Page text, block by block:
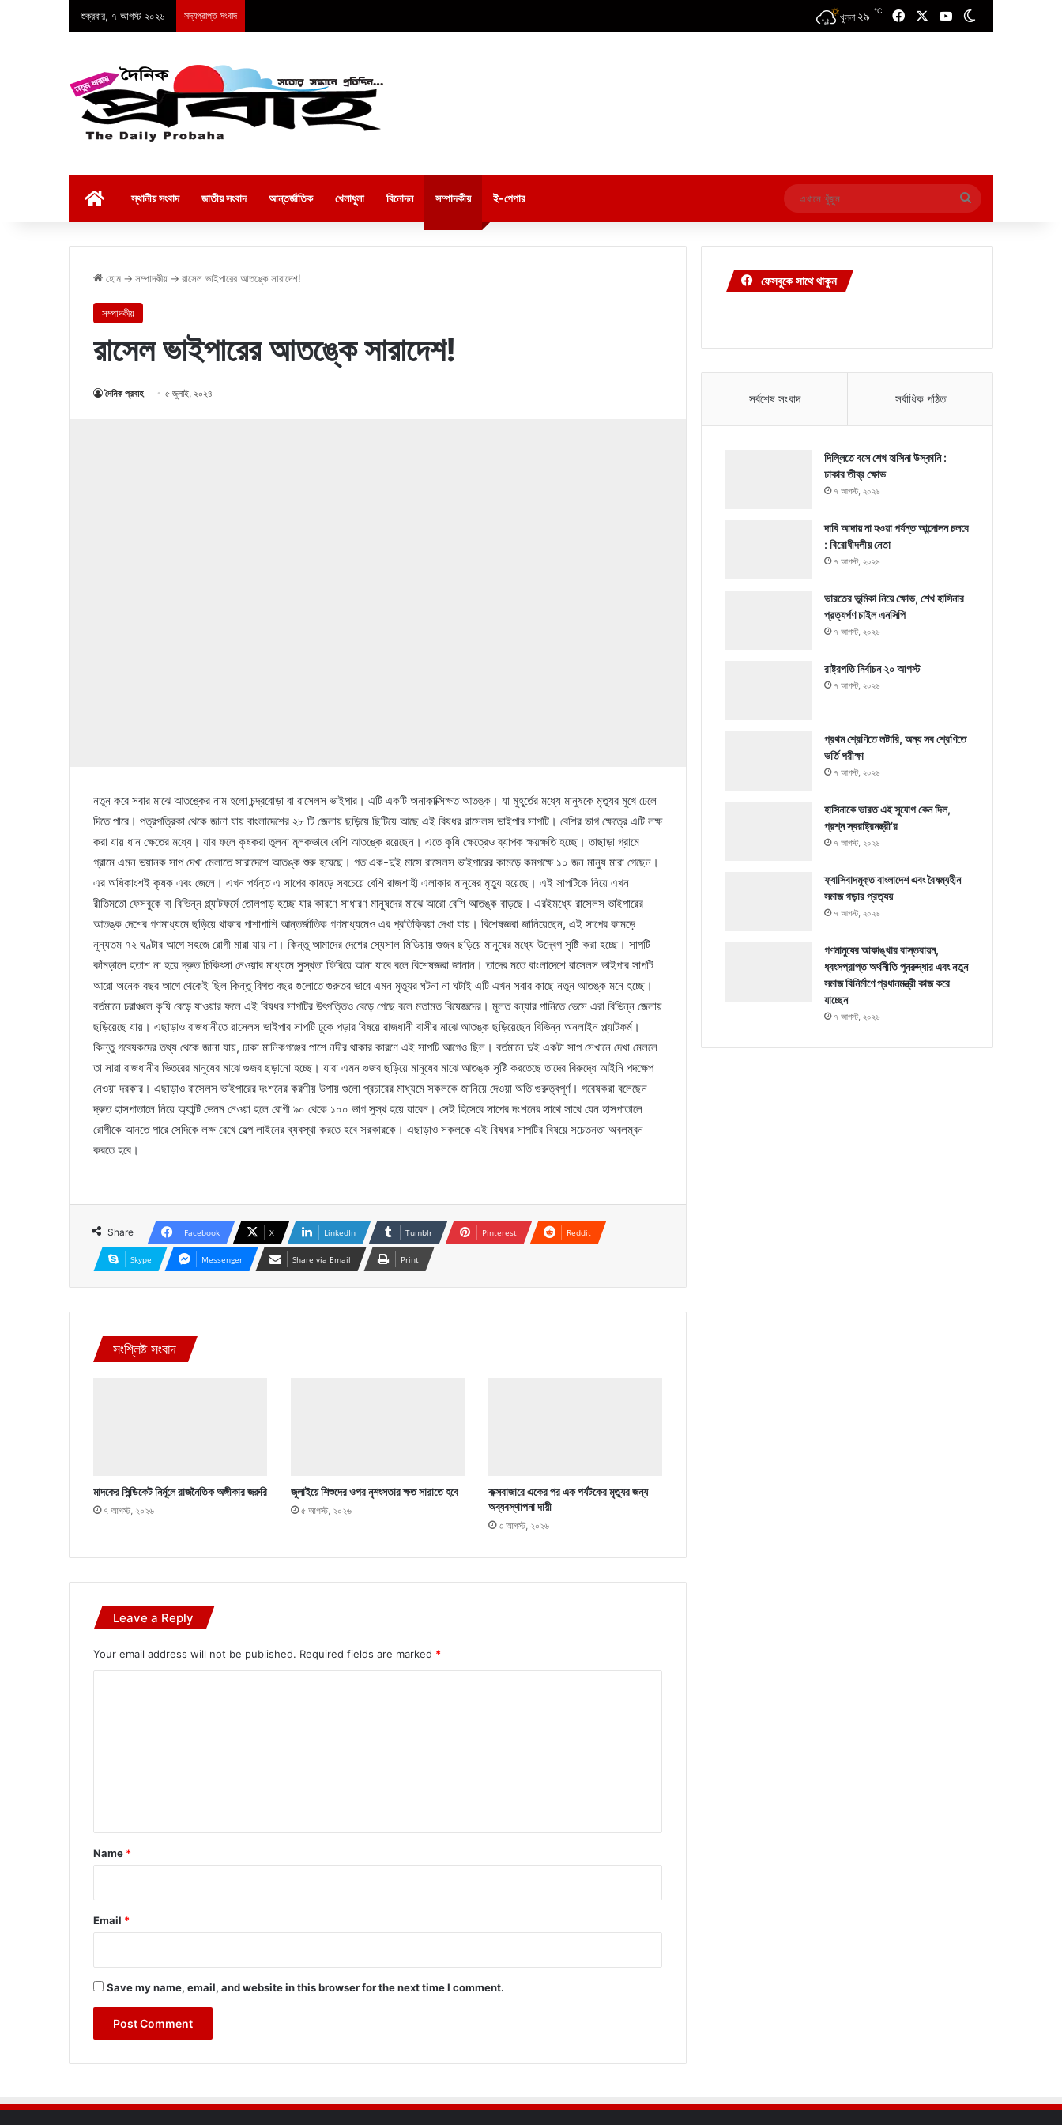
শুক্রবার, ৭ আগস্ট ২০২৬ সদ্যপ্রাপ্ত সংবাদ খুলনা ২৯ ℃ FacebookYouTube
স্থানীয় সংবাদ জাতীয় সংবাদ আন্তর্জাতিক খেলাধুলা বিনোদন সম্পাদকীয় ই-পেপার
এখানে
খুঁজুন
হোম → সম্পাদকীয় → রাসেল ভাইপারের আতঙ্কে সারাদেশ!
সম্পাদকীয়
রাসেল ভাইপারের আতঙ্কে সারাদেশ!
দৈনিক প্রবাহ ৫ জুলাই, ২০২৪
নতুন করে সবার মাঝে আতঙ্কের নাম হলো চন্দ্রবোড়া বা রাসেলস ভাইপার। এটি একটি অনাকাক্সিক্ষত আতঙ্ক। যা মুহূর্তের মধ্যে মানুষকে মৃত্যুর মুখে ঢেলে
দিতে পারে। পত্রপত্রিকা থেকে জানা যায় বাংলাদেশের ২৮ টি জেলায় ছড়িয়ে ছিটিয়ে আছে এই বিষধর রাসেলস ভাইপার সাপটি। বেশির ভাগ ক্ষেত্রে এটি লক্ষ
করা যায় ধান ক্ষেতের মধ্যে। যার ফলে কৃষকরা তুলনা মূলকভাবে বেশি আতঙ্কে রয়েছেন। এতে কৃষি ক্ষেত্রেও ব্যাপক ক্ষয়ক্ষতি হচ্ছে। তাছাড়া গ্রামে
গ্রামে এমন ভয়ানক সাপ দেখা মেলাতে সারাদেশে আতঙ্ক শুরু হয়েছে। গত এক-দুই মাসে রাসেলস ভাইপারের কামড়ে কমপক্ষে ১০ জন মানুষ মারা গেছেন।
এর অধিকাংশই কৃষক এবং জেলে। এখন পর্যন্ত এ সাপের কামড়ে সবচেয়ে বেশি রাজশাহী এলাকার মানুষের মৃত্যু হয়েছে। এই সাপটিকে নিয়ে এখন
রীতিমতো ফেসবুকে বা বিভিন্ন প্ল্যাটফর্মে তোলপাড় হচ্ছে যার কারণে সাধারণ মানুষদের মাঝে আরো বেশি আতঙ্ক বাড়ছে। এরইমধ্যে রাসেলস ভাইপারের
আতঙ্ক দেশের গণমাধ্যমে ছড়িয়ে থাকার পাশাপাশি আন্তর্জাতিক গণমাধ্যমেও এর প্রতিক্রিয়া দেখা যায়। বিশেষজ্ঞরা জানিয়েছেন, এই সাপের কামড়ে
নূন্যতম ৭২ ঘণ্টার আগে সহজে রোগী মারা যায় না। কিন্তু আমাদের দেশের স্যেসাল মিডিয়ায় গুজব ছড়িয়ে মানুষের মধ্যে উদ্বেগ সৃষ্টি করা হচ্ছে। সাপটি
কাঁমড়ালে হতাশ না হয়ে দ্রুত চিকিৎসা নেওয়ার মাধ্যমে সুস্থতা ফিরিয়ে আনা যাবে বলে বিশেষজ্ঞরা জানান। তাদের মতে বাংলাদেশে রাসেলস ভাইপার সাপটি
আরো অনেক বছর আগে থেকেই ছিল কিন্তু বিগত বছর গুলোতে গুরুতর ভাবে এমন মৃত্যুর ঘটনা না ঘটাই এটি এখন সবার কাছে নতুন আতঙ্ক মনে হচ্ছে।
বর্তমানে চরাঞ্চলে কৃষি বেড়ে যাওয়ার ফলে এই বিষধর সাপটির উৎপত্তিও বেড়ে গেছে বলে মতামত বিষেজ্ঞদের। মূলত বন্যার পানিতে ভেসে এরা বিভিন্ন জেলায়
ছড়িয়েছে যায়। এছাড়াও রাজধানীতে রাসেলস ভাইপার সাপটি ঢুকে পড়ার বিষয়ে রাজধানী বাসীর মাঝে আতঙ্ক ছড়িয়েছেন বিভিন্ন অনলাইন প্ল্যাটফর্ম।
কিন্তু গবেষকদের তথ্য থেকে জানা যায়, ঢাকা মানিকগঞ্জের পাশে নদীর থাকার কারণে এই সাপটি আগেও ছিল। বর্তমানে দুই একটা সাপ সেখানে দেখা মেললে
তা সারা রাজধানীর ভিতরের মানুষের মাঝে গুজব ছড়ানো হচ্ছে। যারা এমন গুজব ছড়িয়ে মানুষের মাঝে আতঙ্ক সৃষ্টি করতেছে তাদের বিরুদ্ধে আইনি পদক্ষেপ
নেওয়া দরকার। এছাড়াও রাসেলস ভাইপারের দংশনের করণীয় উপায় গুলো প্রচারের মাধ্যমে সকলকে জানিয়ে দেওয়া অতি গুরুত্বপূর্ণ। গবেষকরা বলেছেন
দ্রুত হাসপাতালে নিয়ে অ্যান্টি ভেনম নেওয়া হলে রোগী ৯০ থেকে ১০০ ভাগ সুস্থ হয়ে যাবেন। সেই হিসেবে সাপের দংশনের সাথে সাথে যেন হাসপাতালে
রোগীকে আনতে পারে সেদিকে লক্ষ রেখে হেল্প লাইনের ব্যবস্থা করতে হবে সরকারকে। এছাড়াও সকলকে এই বিষধর সাপটির বিষয়ে সচেতনতা অবলম্বন
করতে হবে।
Share Facebook X LinkedIn Tumblr Pinterest Reddit
Skype Messenger Share via Email Print
সংশ্লিষ্ট সংবাদ
মাদকের সিন্ডিকেট নির্মূলে রাজনৈতিক অঙ্গীকার জরুরি
৭ আগস্ট, ২০২৬
জুলাইয়ে শিশুদের ওপর নৃশংসতার ক্ষত সারাতে হবে
৫ আগস্ট, ২০২৬
কক্সবাজারে একের পর এক পর্যটকের মৃত্যুর জন্য
অব্যবস্থাপনা দায়ী
৩ আগস্ট, ২০২৬
Leave a Reply
Your email address will not be published. Required fields are marked *
*
Name *
Email *
Save my name, email, and website in this browser for the next time I comment.
ফেসবুকে সাথে থাকুন
সর্বশেষ সংবাদ সর্বাধিক পঠিত
দিল্লিতে বসে শেখ হাসিনা উস্কানি :
ঢাকার তীব্র ক্ষোভ
৭ আগস্ট, ২০২৬
দাবি আদায় না হওয়া পর্যন্ত আন্দোলন চলবে
: বিরোধীদলীয় নেতা
৭ আগস্ট, ২০২৬
ভারতের ভূমিকা নিয়ে ক্ষোভ, শেখ হাসিনার
প্রত্যর্পণ চাইল এনসিপি
৭ আগস্ট, ২০২৬
রাষ্ট্রপতি নির্বাচন ২০ আগস্ট
৭ আগস্ট, ২০২৬
প্রথম শ্রেণিতে লটারি, অন্য সব শ্রেণিতে
ভর্তি পরীক্ষা
৭ আগস্ট, ২০২৬
হাসিনাকে ভারত এই সুযোগ কেন দিল,
প্রশ্ন স্বরাষ্ট্রমন্ত্রী’র
৭ আগস্ট, ২০২৬
ফ্যাসিবাদমুক্ত বাংলাদেশ এবং বৈষম্যহীন
সমাজ গড়ার প্রত্যয়
৭ আগস্ট, ২০২৬
গণমানুষের আকাঙ্খার বাস্তবায়ন,
ধ্বংসপ্রাপ্ত অর্থনীতি পুনরুদ্ধার এবং নতুন
সমাজ বিনির্মাণে প্রধানমন্ত্রী কাজ করে
যাচ্ছেন
৭ আগস্ট, ২০২৬